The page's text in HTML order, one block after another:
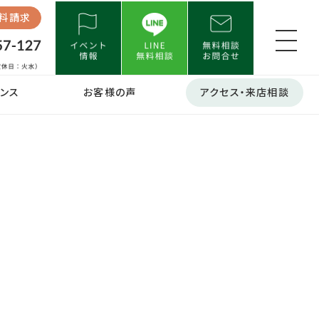
請求
ス お客様の声 アクセス・来店相談